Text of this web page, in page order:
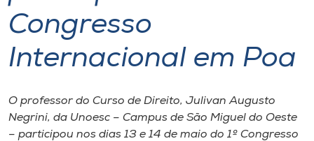
Atendimento ao Estudante
Portal de Ensino
A
Unoesc
Congresso
Internacional em Poa
O professor do Curso de Direito, Julivan Augusto
Negrini, da Unoesc – Campus de São Miguel do Oeste
– participou nos dias 13 e 14 de maio do 1º Congresso